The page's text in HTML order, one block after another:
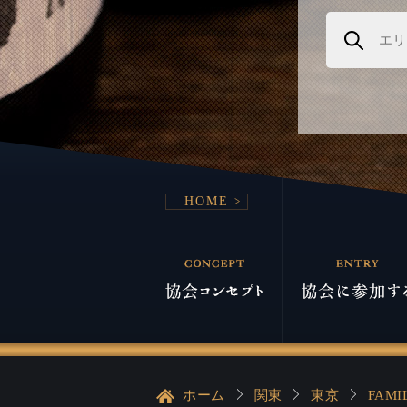
HOME
ホーム 関東 東京